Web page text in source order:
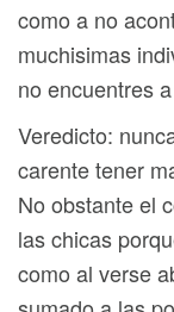
como a no
muchisimas
no encuentres
Veredicto:
carente tener
No obstante el
las chicas
como al verse